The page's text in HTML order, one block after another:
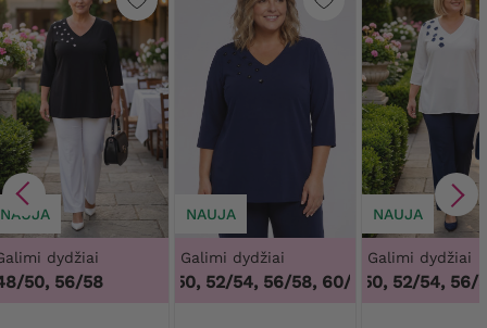
NAUJA
dydžiai
50, 56/58
NAUJA
Galimi dydžiai
48/50, 52/54, 56/58, 60/62 ,48/50, 52/
NAUJA
Galimi dydžiai
48/50, 52/54, 56/